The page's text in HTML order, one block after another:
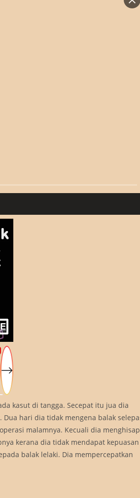
kasut di tangga. Secepat itu jua dia
hari dia tidak mengena balak
malamnya. Kecuali dia menghisap
kerana dia tidak mendapat kepuasan
balak lelaki. Dia mempercepatkan